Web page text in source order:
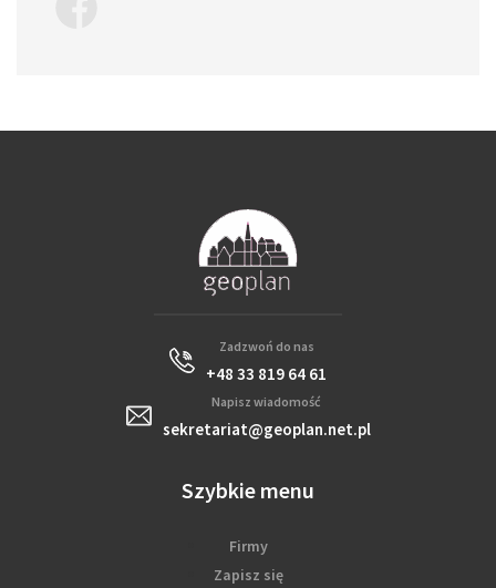
Zadzwoń do nas
+48 33 819 64 61
Napisz wiadomość
sekretariat@geoplan.net.pl
Szybkie menu
Firmy
Zapisz się